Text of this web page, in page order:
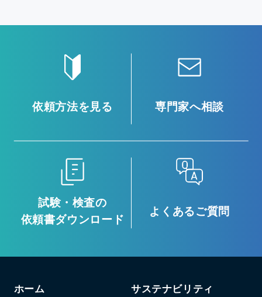
依頼方法を見る 専門家へ相談
試験・検査の
依頼書ダウンロード
よくあるご質問
ホーム サステナビリティ